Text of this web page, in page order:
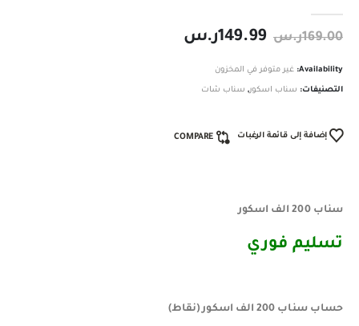
169.00ر.س 149.99ر.س
Availability: غير متوفر في المخزون
التصنيفات: سناب اسكور, سناب شات
إضافة إلى قائمة الرغبات COMPARE
سناب 200 الف اسكور
تسليم فوري ️
حساب سناب 200 الف اسكور (نقاط)